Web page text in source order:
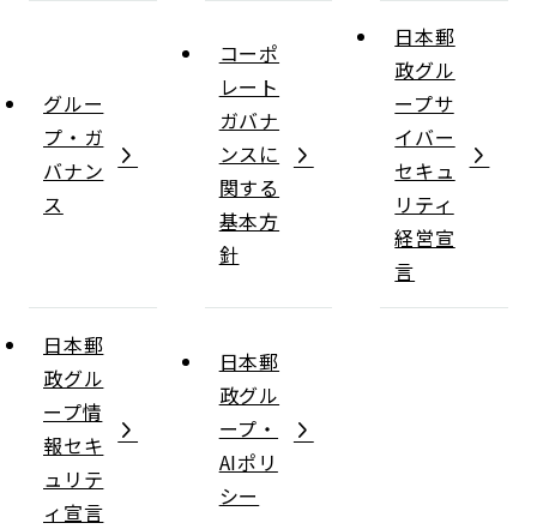
グルー
プ・ガ
バナン
ス
コーポ
レート
ガバナ
ンスに
関する
基本方
針
日本郵
政グル
ープサ
イバー
セキュ
リティ
経営宣
言
日本郵
政グル
ープ情
報セキ
ュリテ
ィ宣言
日本郵
政グル
ープ・
AIポリ
シー